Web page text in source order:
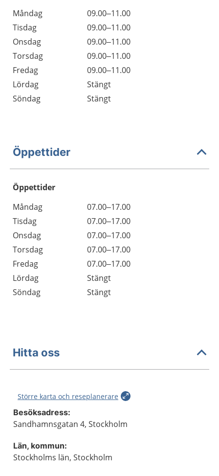
Måndag
09.00–11.00
Tisdag
09.00–11.00
Onsdag
09.00–11.00
Torsdag
09.00–11.00
Fredag
09.00–11.00
Lördag
Stängt
Söndag
Stängt
Öppettider
Öppettider
Dag
Öppettider
Kommentarer
Måndag
07.00–17.00
Tisdag
07.00–17.00
Onsdag
07.00–17.00
Torsdag
07.00–17.00
Fredag
07.00–17.00
Lördag
Stängt
Söndag
Stängt
Hitta oss
Större karta och reseplanerare
Besöksadress:
Sandhamnsgatan 4, Stockholm
Län, kommun:
Stockholms län, Stockholm